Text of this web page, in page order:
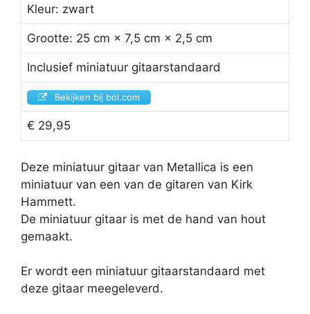
Kleur: zwart
Grootte: 25 cm × 7,5 cm × 2,5 cm
Inclusief miniatuur gitaarstandaard
Bekijken bij bol.com
€ 29,95
Deze miniatuur gitaar van Metallica is een
miniatuur van een van de gitaren van Kirk
Hammett.
De miniatuur gitaar is met de hand van hout
gemaakt.
Er wordt een miniatuur gitaarstandaard met
deze gitaar meegeleverd.